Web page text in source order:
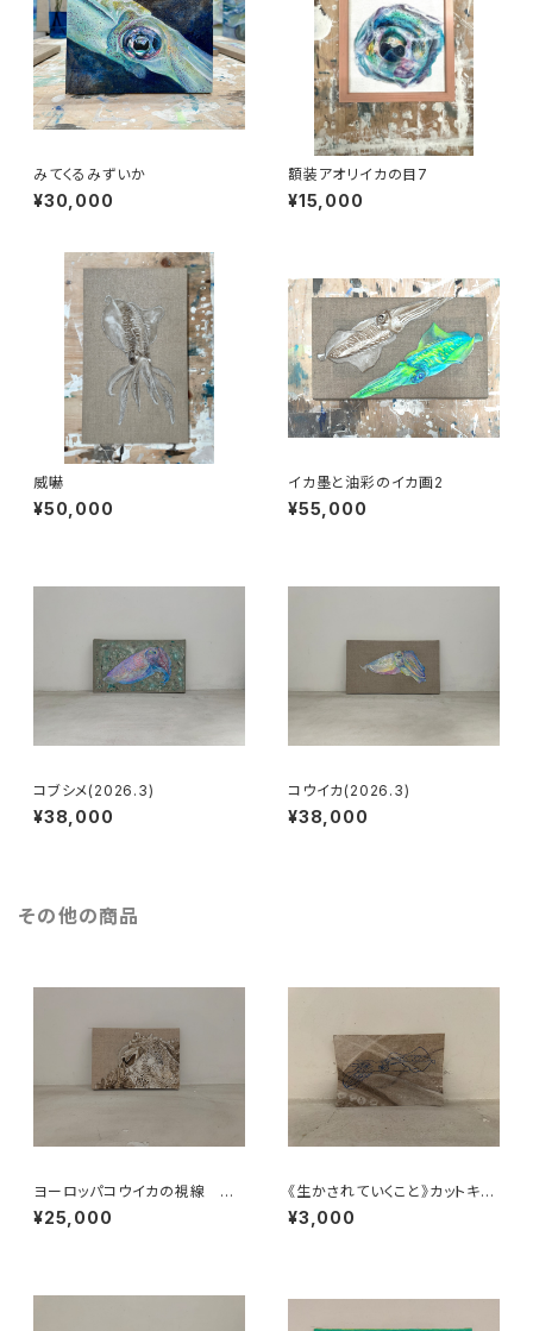
みてくるみずいか
¥30,000
額装アオリイカの目7
¥15,000
威嚇
¥50,000
イカ墨と油彩のイカ画2
¥55,000
コブシメ(2026.3)
¥38,000
コウイカ(2026.3)
¥38,000
その他の商品
ヨーロッパコウイカの視線 Th
e Gaze of the European Cu
ttlefish
¥25,000
《生かされていくこと》カットキャ
ンバス8
¥3,000